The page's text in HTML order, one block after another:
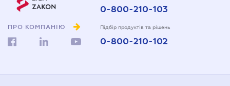
ПРО КОМПАНІЮ
0-800-210-103
Підбір продуктів та рішень
0-800-210-102